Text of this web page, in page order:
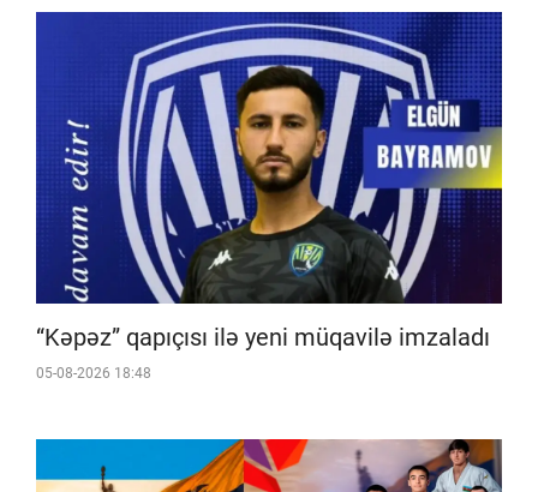
“Kəpəz” qapıçısı ilə yeni müqavilə imzaladı
05-08-2026 18:48